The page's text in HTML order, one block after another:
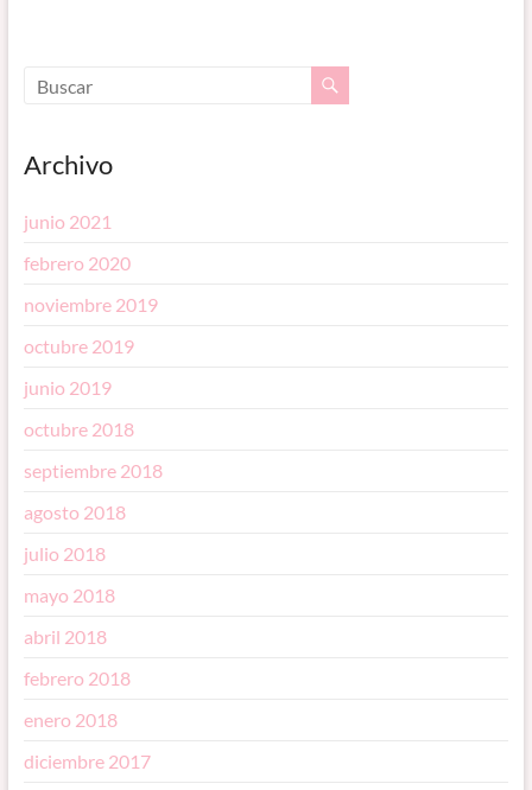
Archivo
junio 2021
febrero 2020
noviembre 2019
octubre 2019
junio 2019
octubre 2018
septiembre 2018
agosto 2018
julio 2018
mayo 2018
abril 2018
febrero 2018
enero 2018
diciembre 2017